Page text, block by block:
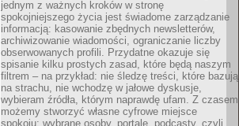
jednym z ważnych kroków w stronę
spokojniejszego życia jest świadome zarządzanie
informacją: kasowanie zbędnych newsletterów,
archiwizowanie wiadomości, ograniczanie liczby
obserwowanych profili. Przydatne okazuje się
spisanie kilku prostych zasad, które będą naszym
filtrem – na przykład: nie śledzę treści, które bazują
na strachu, nie wchodzę w jałowe dyskusje,
wybieram źródła, którym naprawdę ufam. Z czasem
możemy stworzyć własne cyfrowe miejsce
spokoju: wybrane osoby, portale, podcasty, czyli